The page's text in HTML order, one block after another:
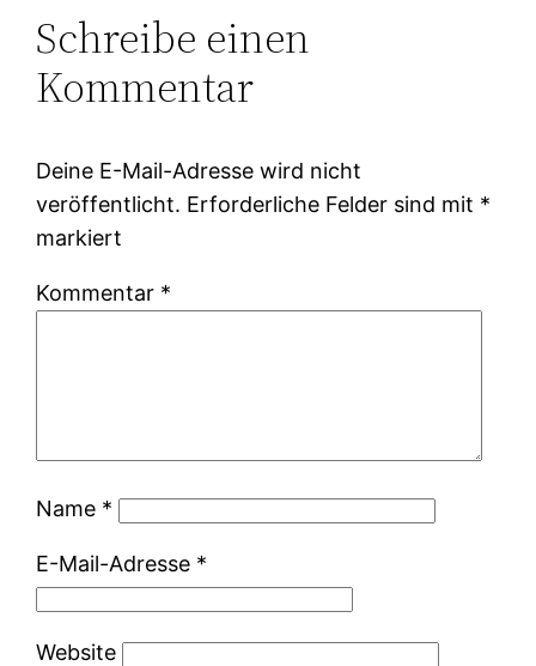
Schreibe einen
Kommentar
Deine E-Mail-Adresse wird nicht
veröffentlicht. Erforderliche Felder sind mit *
markiert
Kommentar *
Name *
E-Mail-Adresse *
Website